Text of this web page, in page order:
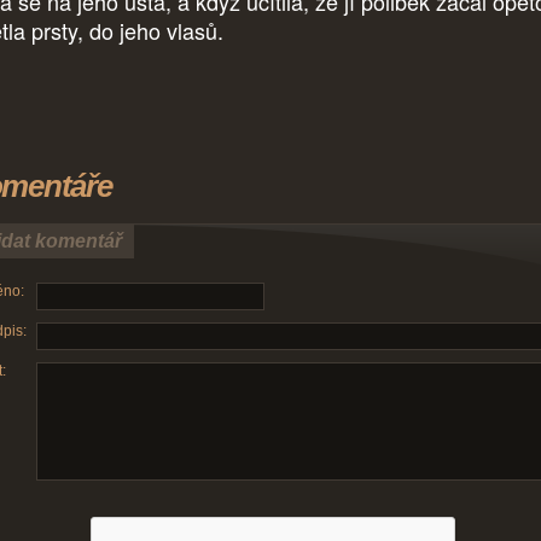
prsty, do jeho vlasů.
komentář